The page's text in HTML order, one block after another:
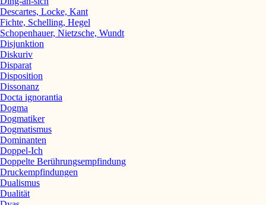
Descartes, Locke, Kant
Fichte, Schelling, Hegel
Schopenhauer, Nietzsche, Wundt
Disjunktion
Diskuriv
Disparat
Disposition
Dissonanz
Docta ignorantia
Dogma
Dogmatiker
Dogmatismus
Dominanten
Doppel-Ich
Doppelte Berührungsempfindung
Druckempfindungen
Dualismus
Dualität